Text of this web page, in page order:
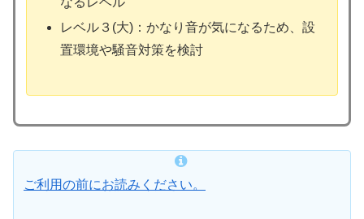
レベル３(大)：かなり音が気になるため、設
置環境や騒音対策を検討
ご利用の前にお読みください。